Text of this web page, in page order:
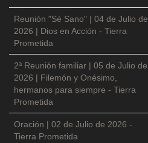
Reunión "Sé Sano" | 04 de Julio de
2026 | Dios en Acción - Tierra
Prometida
2ª Reunión familiar | 05 de Julio de
2026 | Filemón y Onésimo,
hermanos para siempre - Tierra
Prometida
Oración | 02 de Julio de 2026 -
Tierra Prometida